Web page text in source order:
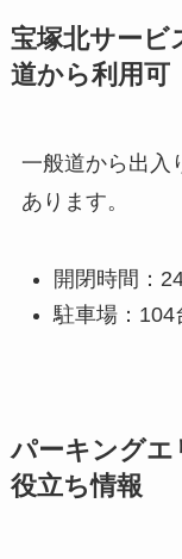
宝塚北サービ
道から利用可
一般道から出入
あります。
開閉時間：
駐車場：104
パーキングエ
役立ち情報